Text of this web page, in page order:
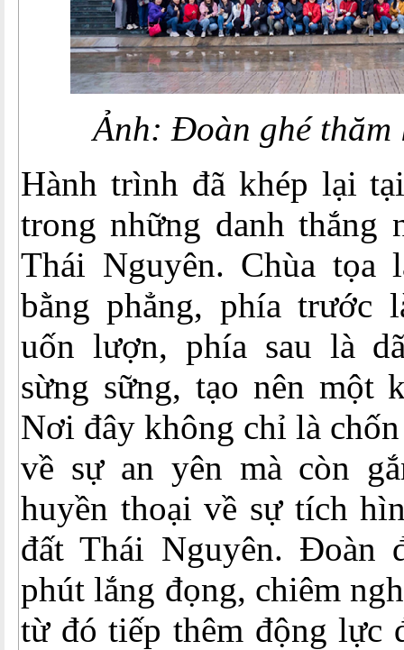
Ảnh: Đoàn ghé
Hành trình đã khép lại
trong những danh thắng
Thái Nguyên. Chùa tọa
bằng phẳng, phía trước
uốn lượn, phía sau là
sừng sững, tạo nên một
Nơi đây không chỉ là
về sự an yên mà còn
huyền thoại về sự tích
đất Thái Nguyên. Đoàn
phút lắng đọng, chiêm
từ đó tiếp thêm động lực